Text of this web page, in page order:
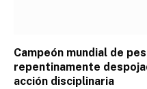
Campeón mundial de
repentinamente
acción disciplinaria